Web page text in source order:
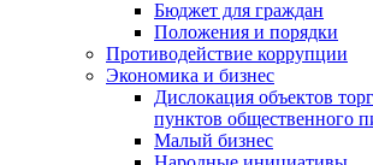
Бюджет для граждан
Положения и порядки
Противодействие коррупции
Экономика и бизнес
Дислокация объектов
пунктов общественного
Малый бизнес